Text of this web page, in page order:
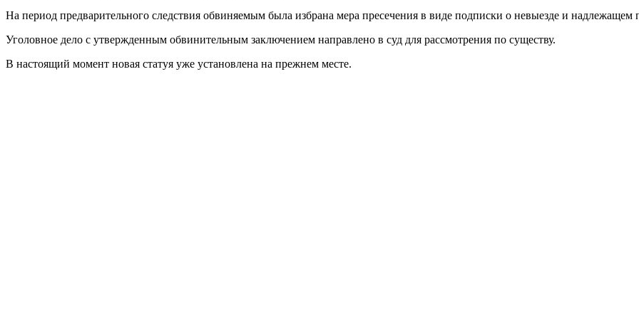
На период предварительного следствия обвиняемым была избрана мера пресечения в виде подписки о невыезде и надлежащем
Уголовное дело с утвержденным обвинительным заключением направлено в суд для рассмотрения по существу.
В настоящий момент новая статуя уже установлена на прежнем месте.